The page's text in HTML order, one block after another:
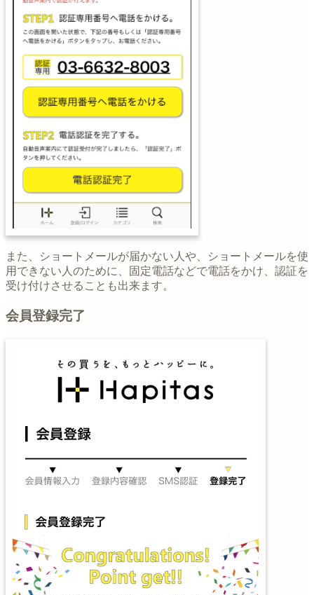
また、ショートメールが届かない人や、ショートメールを使
用できない人のために、固定電話などで電話をかけ、認証を
受け付けさせることも出来ます。
会員登録完了